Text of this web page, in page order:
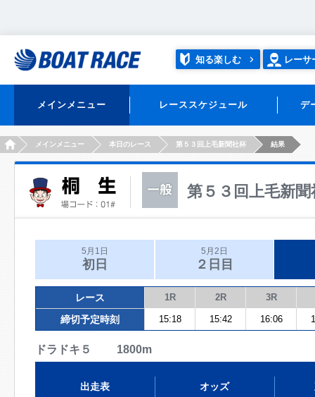
知る楽しむ レーサ
メインメニュー レーススケジュール デ
HOMEメインメニュー 本日のレース 第５３回上毛新聞社杯 結果
第５３回上毛新聞
5月1日
初日
5月2日
２日目
レース 1R 2R 3R
締切予定時刻 15:18 15:42 16:06
ドラドキ５ 1800m
出走表 オッズ